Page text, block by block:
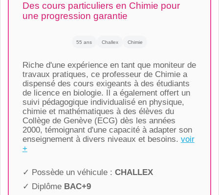
Des cours particuliers en Chimie pour
une progression garantie
55 ans Challex Chimie
Riche d'une expérience en tant que moniteur de
travaux pratiques, ce professeur de Chimie a
dispensé des cours exigeants à des étudiants
de licence en biologie. Il a également offert un
suivi pédagogique individualisé en physique,
chimie et mathématiques à des élèves du
Collège de Genève (ECG) dès les années
2000, témoignant d'une capacité à adapter son
enseignement à divers niveaux et besoins. voir
+
✓ Possède un véhicule : CHALLEX
✓ Diplôme BAC+9